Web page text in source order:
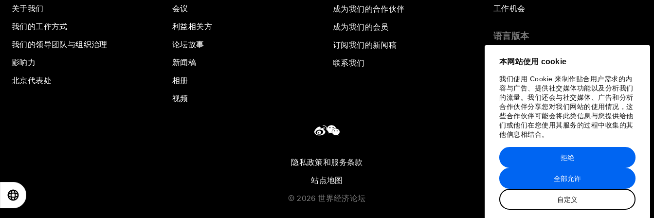
本网站使用 cookie
我们使用 Cookie 来制作贴合用户需求的内
容与广告、提供社交媒体功能以及分析我们
的流量。我们还会与社交媒体、广告和分析
合作伙伴分享您对我们网站的使用情况，这
些合作伙伴可能会将此类信息与您提供给他
们或他们在您使用其服务的过程中收集的其
他信息相结合。
全部允许
自定义
拒绝
关于我们
我们的工作方式
我们的领导团队与组织治理
影响力
北京代表处
会议
利益相关方
论坛故事
新闻稿
相册
视频
成为我们的合作伙伴
成为我们的会员
订阅我们的新闻稿
联系我们
工作机会
语言版本
隐私政策和服务条款
站点地图
© 2026 世界经济论坛